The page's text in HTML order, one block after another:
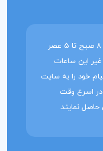
ساعات کاری می‌مد شنبه تا چهارشنبه: 8 صبح تا 5 عصر
ظهر لطفاً در غیر این ساعات
واتساپ (09129214207) پیام خود را به سایت
در اسرع وقت
نمایند.